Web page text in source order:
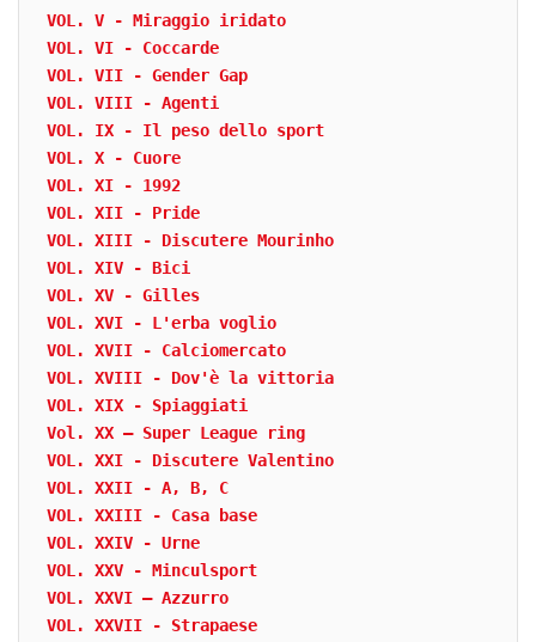
VOL. V - Miraggio iridato
VOL. VI - Coccarde
VOL. VII - Gender Gap
VOL. VIII - Agenti
VOL. IX - Il peso dello sport
VOL. X - Cuore
VOL. XI - 1992
VOL. XII - Pride
VOL. XIII - Discutere Mourinho
VOL. XIV - Bici
VOL. XV - Gilles
VOL. XVI - L'erba voglio
VOL. XVII - Calciomercato
VOL. XVIII - Dov'è la vittoria
VOL. XIX - Spiaggiati
Vol. XX – Super League ring
VOL. XXI - Discutere Valentino
VOL. XXII - A, B, C
VOL. XXIII - Casa base
VOL. XXIV - Urne
VOL. XXV - Minculsport
VOL. XXVI – Azzurro
VOL. XXVII - Strapaese